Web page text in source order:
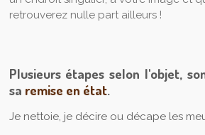
retrouverez nulle part ailleurs !
Plusieurs étapes selon l'objet,
sa remise en état.
Je nettoie, je décire ou décape les